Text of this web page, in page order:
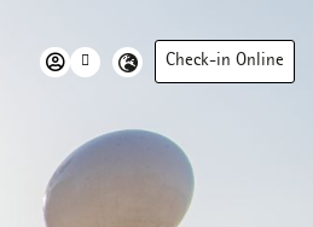
Check-in Online